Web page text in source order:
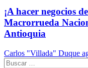
¡A hacer negocios
Macrorrueda
Antioquia
Carlos "Villada" Duque
Buscar: